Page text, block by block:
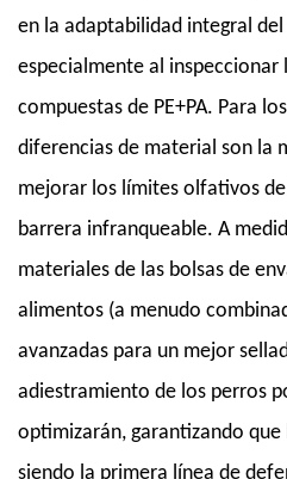
en la adaptabilidad integral
especialmente al inspeccionar
compuestas de PE+PA. Para
diferencias de material son la
mejorar los límites olfativos
barrera infranqueable. A
materiales de las bolsas de
alimentos (a menudo
avanzadas para un mejor
adiestramiento de los perros
optimizarán, garantizando
siendo la primera línea de